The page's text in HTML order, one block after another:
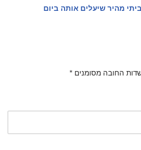
מהיר שיעלים אותה ביום
החובה מסומנים *